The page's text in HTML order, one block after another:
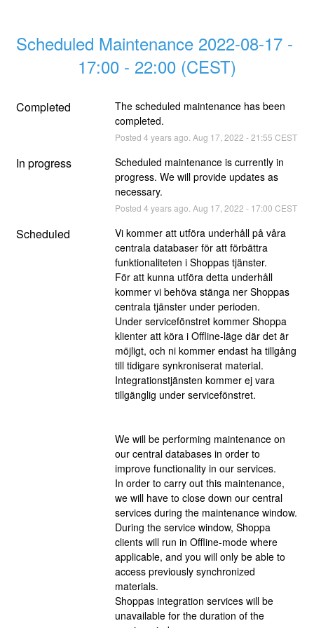
Scheduled Maintenance 2022-08-17 -
17:00 - 22:00 (CEST)
Completed
The scheduled maintenance has been
completed.
Posted 4 years ago. Aug 17 2022 -21:55 CEST
In progress
Scheduled maintenance is currently in
progress. We will provide updates as
necessary.
Posted 4 years ago. Aug 17 2022 - 17:00 CEST
Scheduled
Vi kommer att utföra underhåll på våra
centrala databaser för att förbättra
funktionaliteten i Shoppas tjänster.
För att kunna utföra detta underhåll
kommer vi behöva stänga ner Shoppas
centrala tjänster under perioden.
Under servicefönstret kommer Shoppa
klienter att köra i Offline-läge där det är
möjligt, och ni kommer endast ha tillgång
till tidigare synkroniserat material.
Integrationstjänsten kommer ej vara
tillgänglig under servicefönstret.
We will be performing maintenance on
our central databases in order to
improve functionality in our services.
In order to carry out this maintenance,
we will have to close down our central
services during the maintenance window.
During the service window, Shoppa
clients will run in Offline-mode where
applicable, and you will only be able to
access previously synchronized
materials.
Shoppas integration services will be
unavailable for the duration of the